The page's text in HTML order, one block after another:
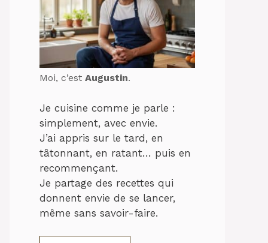
Moi, c’est Augustin.
Je cuisine comme je parle :
simplement, avec envie.
J’ai appris sur le tard, en
tâtonnant, en ratant… puis en
recommençant.
Je partage des recettes qui
donnent envie de se lancer,
même sans savoir-faire.